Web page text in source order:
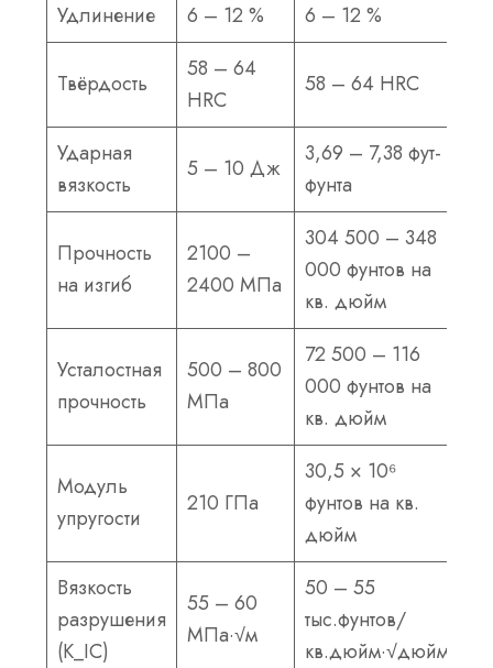
Удлинение
6 – 12 % 6 – 12 %
Твёрдость
58 – 64
HRC
58 – 64 HRC
Ударная
вязкость
5 – 10 Дж
3,69 – 7,38 фут-
фунта
Прочность
на изгиб
2100 –
2400 МПа
304 500 – 348
000 фунтов на
кв. дюйм
Усталостная
прочность
500 – 800
МПа
72 500 – 116
000 фунтов на
кв. дюйм
Модуль
упругости
210 ГПа
30,5 × 10⁶
фунтов на кв.
дюйм
Вязкость
разрушения
(K_IC)
55 – 60
МПа·√м
50 – 55
тыс.фунтов/
кв.дюйм·√дюйм